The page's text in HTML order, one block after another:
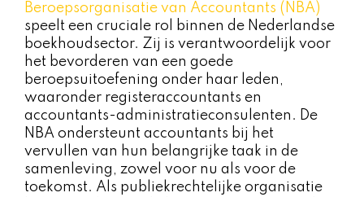
Beroepsorganisatie van Accountants (NBA)
speelt een cruciale rol binnen de Nederlandse
boekhoudsector. Zij is verantwoordelijk voor
het bevorderen van een goede
beroepsuitoefening onder haar leden,
waaronder registeraccountants en
accountants-administratieconsulenten. De
NBA ondersteunt accountants bij het
vervullen van hun belangrijke taak in de
samenleving, zowel voor nu als voor de
toekomst. Als publiekrechtelijke organisatie